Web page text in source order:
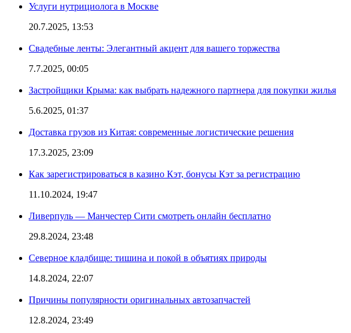
Услуги нутрициолога в Москве
20.7.2025, 13:53
Свадебные ленты: Элегантный акцент для вашего торжества
7.7.2025, 00:05
Застройщики Крыма: как выбрать надежного партнера для покупки жилья
5.6.2025, 01:37
Доставка грузов из Китая: современные логистические решения
17.3.2025, 23:09
Как зарегистрироваться в казино Кэт, бонусы Кэт за регистрацию
11.10.2024, 19:47
Ливерпуль — Манчестер Сити смотреть онлайн бесплатно
29.8.2024, 23:48
Северное кладбище: тишина и покой в объятиях природы
14.8.2024, 22:07
Причины популярности оригинальных автозапчастей
12.8.2024, 23:49